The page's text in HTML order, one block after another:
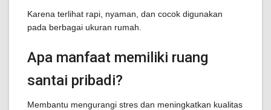
Karena terlihat rapi, nyaman, dan cocok digunakan
pada berbagai ukuran rumah.
Apa manfaat memiliki ruang
santai pribadi?
Membantu mengurangi stres dan meningkatkan kualitas